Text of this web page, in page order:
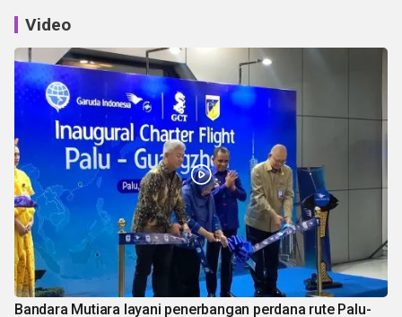
Video
Bandara Mutiara layani penerbangan perdana rute Palu-